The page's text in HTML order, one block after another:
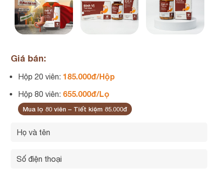
Giá bán:
Hộp 20 viên: 185.000đ/Hộp
Hộp 80 viên: 655.000đ/Lọ
Mua lọ 80 viên – Tiết kiệm 85.000đ